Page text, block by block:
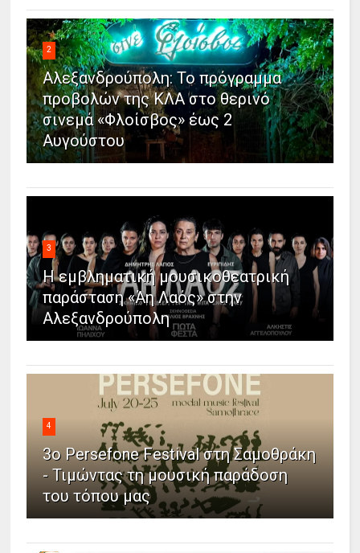
2
Αλεξανδρούπολη: Το πρόγραμμα
προβολών της ΚΛΑ στο θερινό
σινεμά «Φλοίσβος» έως 2
Αυγούστου
3
Η εμβληματική μουσικοθεατρική
παράσταση «Άη Λαός» στην
Αλεξανδρούπολη
4
3ο Persefone Festival στη Σαμοθράκη
- Τιμώντας τη μουσική παράδοση
του τόπου μας